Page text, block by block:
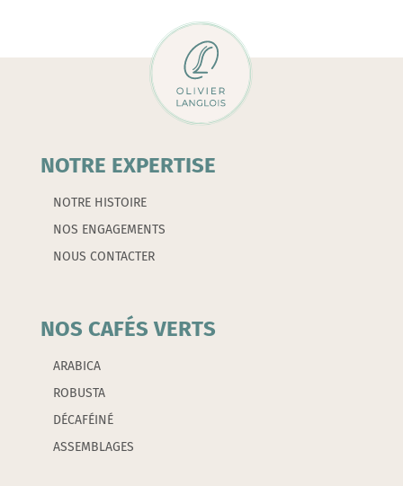
NOTRE EXPERTISE
NOTRE HISTOIRE
NOS ENGAGEMENTS
NOUS CONTACTER
NOS CAFÉS VERTS
ARABICA
ROBUSTA
DÉCAFÉINÉ
ASSEMBLAGES